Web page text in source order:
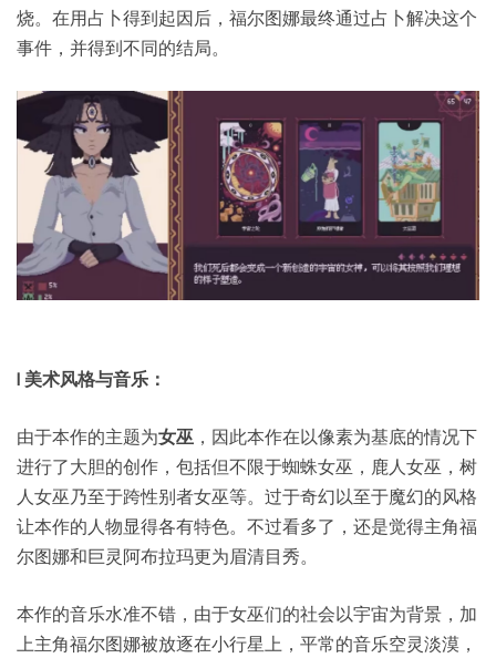
烧。在用占卜得到起因后，福尔图娜最终通过占卜解决这个
事件，并得到不同的结局。
l 美术风格与音乐：
由于本作的主题为女巫 ，因此本作在以像素为基底的情况下
进行了大胆的创作，包括但不限于蜘蛛女巫，鹿人女巫，树
人女巫乃至于跨性别者女巫等。过于奇幻以至于魔幻的风格
让本作的人物显得各有特色。不过看多了，还是觉得主角福
尔图娜和巨灵阿布拉玛更为眉清目秀。
本作的音乐水准不错，由于女巫们的社会以宇宙为背景，加
上主角福尔图娜被放逐在小行星上，平常的音乐空灵淡漠，